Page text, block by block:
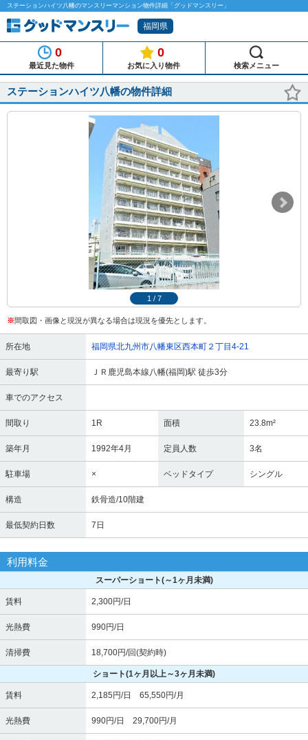
ステーションハイツ八幡のマンスリーマンション物件詳細「グッドマンスリー」
福岡県
0
最近見た物件
0
お気に入り物件 検索メニュー
ステーションハイツ八幡の物件詳細
1 / 7
※間取図・画像と現況が異なる場合は現況を優先とします。
所在地 福岡県北九州市八幡東区西本町２丁目4-21
最寄り駅 ＪＲ鹿児島本線八幡(福岡)駅 徒歩3分
車でのアクセス
間取り 1R 面積 23.8m²
築年月 1992年4月 定員人数 3名
駐車場 × ベッドタイプ シングル
構造 鉄骨造/10階建
最低契約日数 7日
利用料金
スーパーショート(～1ヶ月未満)
賃料 2,300円/日
光熱費 990円/日
清掃費 18,700円/回(契約時)
ショート(1ヶ月以上～3ヶ月未満)
賃料 2,185円/日 65,550円/月
光熱費 990円/日 29,700円/月